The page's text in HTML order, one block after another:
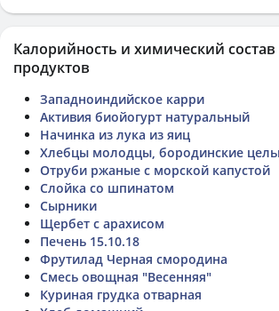
Калорийность и химический состав
продуктов
Западноиндийское карри
Активия биойогурт натуральный
Начинка из лука из яиц
Хлебцы молодцы, бородинские
Отруби ржаные с морской капустой
Слойка со шпинатом
Сырники
Щербет с арахисом
Печень 15.10.18
Фрутилад Черная смородина
Смесь овощная "Весенняя"
Куриная грудка отварная